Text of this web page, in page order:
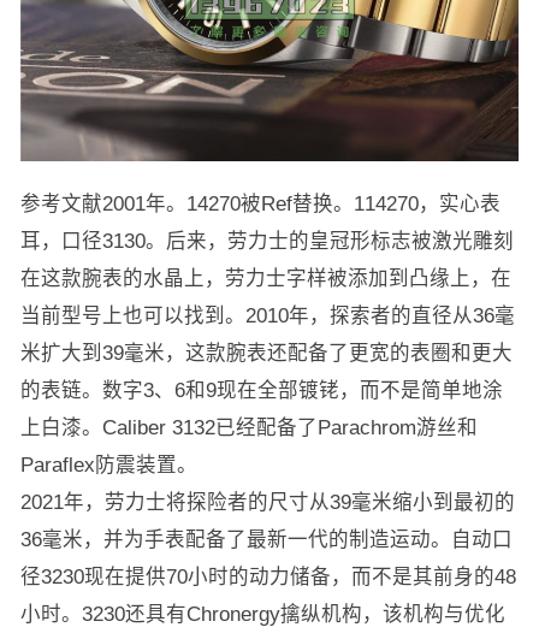
参考文献2001年。14270被Ref替换。114270，实心表
耳，口径3130。后来，劳力士的皇冠形标志被激光雕刻
在这款腕表的水晶上，劳力士字样被添加到凸缘上，在
当前型号上也可以找到。2010年，探索者的直径从36毫
米扩大到39毫米，这款腕表还配备了更宽的表圈和更大
的表链。数字3、6和9现在全部镀铑，而不是简单地涂
上白漆。Caliber 3132已经配备了Parachrom游丝和
Paraflex防震装置。
2021年，劳力士将探险者的尺寸从39毫米缩小到最初的
36毫米，并为手表配备了最新一代的制造运动。自动口
径3230现在提供70小时的动力储备，而不是其前身的48
小时。3230还具有Chronergy擒纵机构，该机构与优化